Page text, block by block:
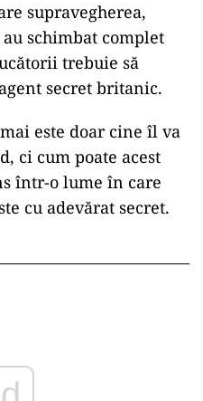
supravegherea,
schimbat complet
trebuie să
secret britanic.
este doar cine îl va
ci cum poate acest
într-o lume în care
cu adevărat secret.